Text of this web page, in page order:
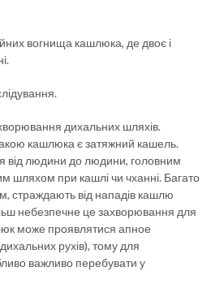
вогнища кашлюка, де двоє і
дихальних шляхів.
кашлюка є затяжний кашель.
від людини до людини, головним
шляхом при кашлі чи чханні. Багато
страждають від нападів кашлю
небезпечне це захворювання для
може проявлятися апное
рухів), тому для
важливо перебувати у